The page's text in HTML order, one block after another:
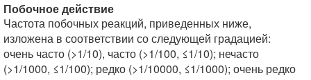
Побочное действие
Частота побочных реакций, приведенных ниже,
изложена в соответствии со следующей градацией:
очень часто (>1/10), часто (>1/100, ≤1/10); нечасто
(>1/1000, ≤1/100); редко (>1/10000, ≤1/1000); очень редко